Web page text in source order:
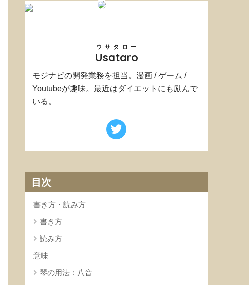
Usataro
ウサタロー
モジナビの開発業務を担当。漫画 / ゲーム /
Youtubeが趣味。最近はダイエットにも励んで
いる。
目次
書き方・読み方
書き方
読み方
意味
琴の用法：八音